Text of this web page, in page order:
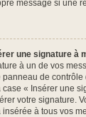
message si une
une signature à
à un de vos
de contrôle
« Insérer une
votre signature.
à tous vos